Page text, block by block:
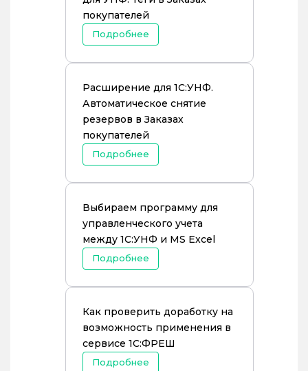
покупателей
Подробнее
Расширение для 1С:УНФ.
Автоматическое снятие
резервов в Заказах
покупателей
Подробнее
Выбираем программу для
управленческого учета
между 1С:УНФ и MS Excel
Подробнее
Как проверить доработку на
возможность применения в
сервисе 1С:ФРЕШ
Подробнее